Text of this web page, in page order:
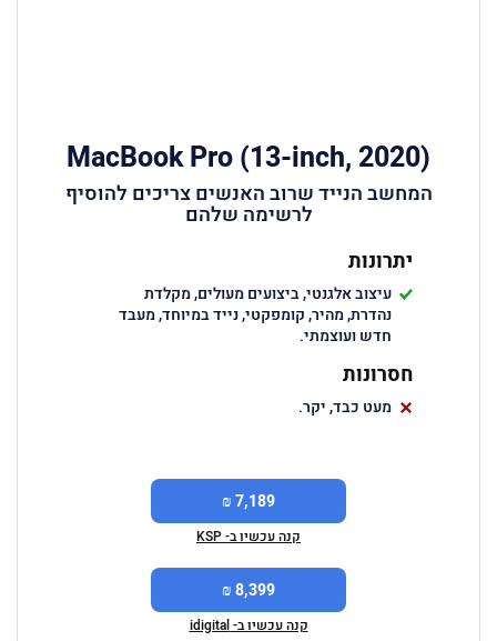
MacBook Pro (13-inch, 2020)
המחשב הנייד שרוב האנשים צריכים להוסיף
לרשימה שלהם
יתרונות
עיצוב אלגנטי, ביצועים מעולים, מקלדת
נהדרת, מהיר, קומפקטי, נייד במיוחד, מעבד
חדש ועוצמתי.
חסרונות
מעט כבד, יקר.
7,189 ₪
קנה עכשיו ב- KSP
8,399 ₪
קנה עכשיו ב- idigital